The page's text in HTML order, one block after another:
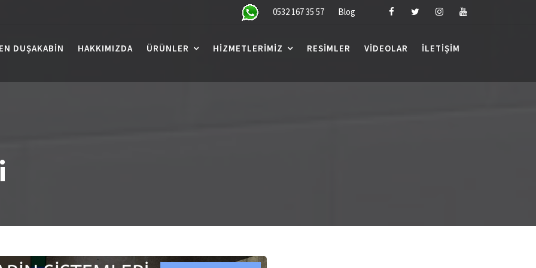
0532 167 35 57 Blog
DUŞAKABIN HAKKIMIZDA ÜRÜNLER HIZMETLERIMIZ RESIMLER VIDEOLAR İLETIŞIM